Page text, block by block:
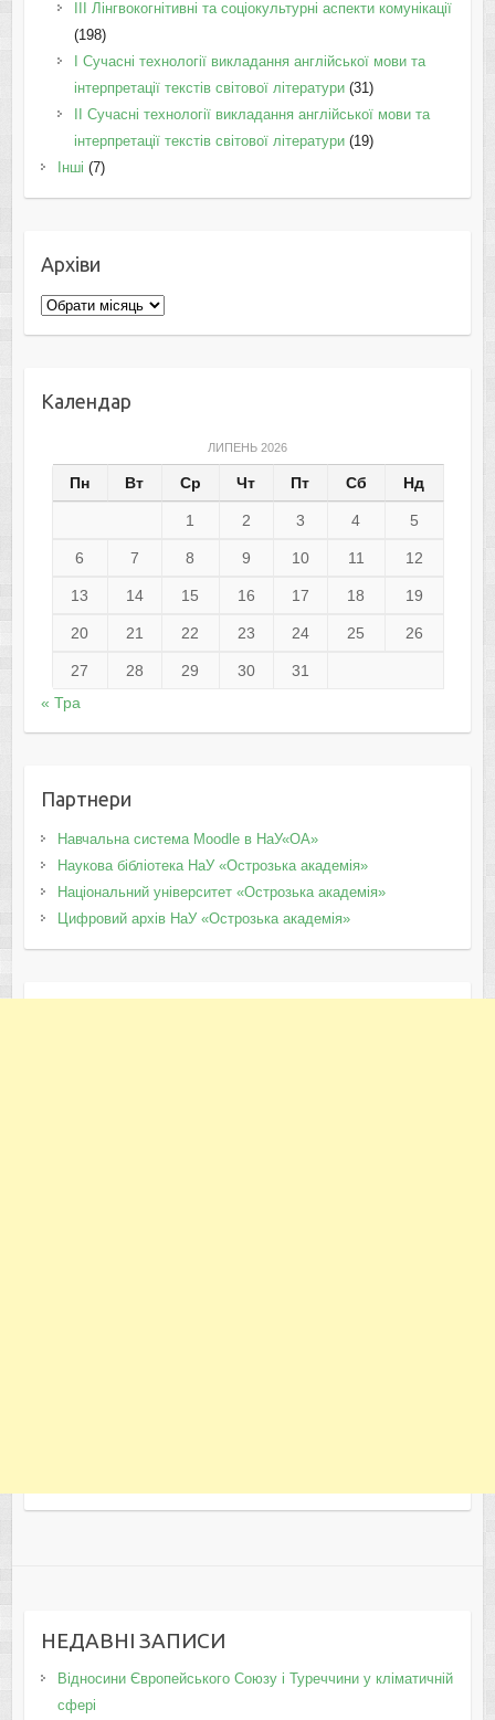
IІI Лінгвокогнітивні та соціокультурні аспекти комунікації
(198)
I Cучасні технології викладання англійської мови та
інтерпретації текстів світової літератури(31)
II Cучасні технології викладання англійської мови та
інтерпретації текстів світової літератури(19)
Інші (7)
Архіви
Архіви
Календар
ЛИПЕНЬ 2026
Пн Вт Ср Чт Пт Сб Нд
1 2 3 4 5
6 7 8 9 10 11 12
13 14 15 16 17 18 19
20 21 22 23 24 25 26
27 28 29 30
31
« Тра
Партнери
Навчальна система Moodle в НаУ«ОА»
Наукова бібліотека НаУ «Острозька академія»
Національний університет «Острозька академія»
Цифровий архів НаУ «Острозька академія»
НЕДАВНІ ЗАПИСИ
Відносини Європейського Союзу і Туреччини у кліматичній
сфері